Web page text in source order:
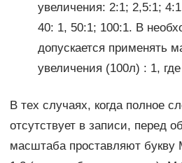
увеличения: 2:1; 2,5:1;
40: 1, 50:1; 100:1. В
допускается применять
увеличения (100л) : 1,
В тех случаях, когда полное
отсутствует в записи, перед
масштаба проставляют